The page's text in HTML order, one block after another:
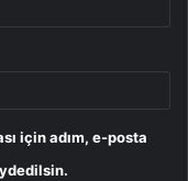
için adım, e-posta